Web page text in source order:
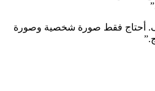
أحتاج فقط صورة شخصية وصورة